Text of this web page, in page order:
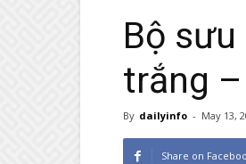
Bộ
trắng
By dailyinfo - May 13,
Share on